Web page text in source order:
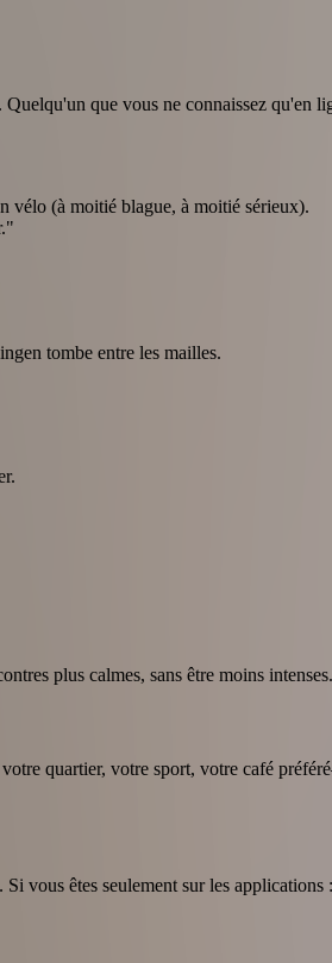
. Quelqu'un que vous ne connaissez qu'en
vélo (à moitié blague, à moitié sérieux).
tombe entre les mailles.
plus calmes, sans être moins intenses.
votre quartier, votre sport, votre café
vous êtes seulement sur les applications